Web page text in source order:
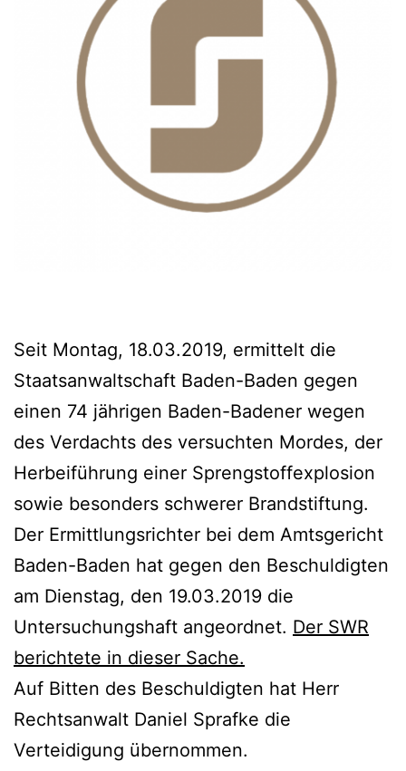
Seit Montag, 18.03.2019, ermittelt die
Staatsanwaltschaft Baden-Baden gegen
einen 74 jährigen Baden-Badener wegen
des Verdachts des versuchten Mordes, der
Herbeiführung einer Sprengstoffexplosion
sowie besonders schwerer Brandstiftung.
Der Ermittlungsrichter bei dem Amtsgericht
Baden-Baden hat gegen den Beschuldigten
am Dienstag, den 19.03.2019 die
Untersuchungshaft angeordnet. Der SWR
berichtete in dieser Sache.
Auf Bitten des Beschuldigten hat Herr
Rechtsanwalt Daniel Sprafke die
Verteidigung übernommen.